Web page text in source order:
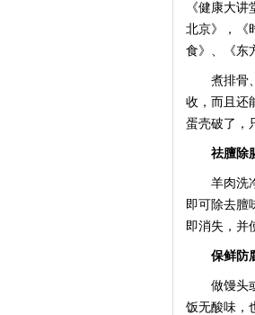
《健康大
北京》，《
食》、《东
煮排骨、
收，而且还
蛋壳破了，
祛膻除
羊肉洗净
即可除去膻
即消失，并
保鲜防
做馒头或
饭无酸味，